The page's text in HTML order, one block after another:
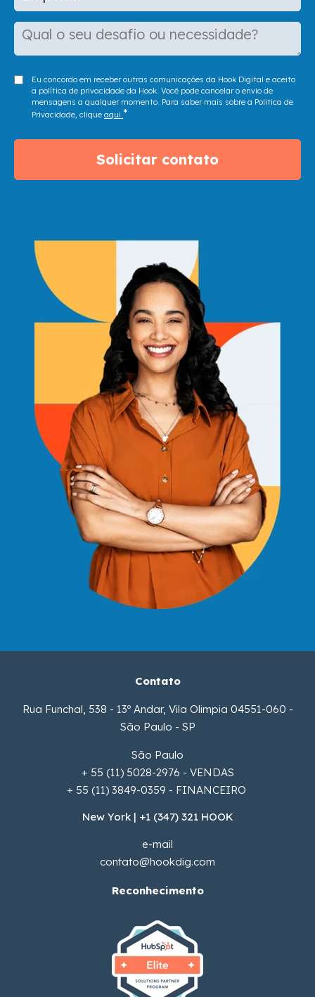
Eu concordo em receber outras comunicações da Hook Digital e aceito
a política de privacidade da Hook. Você pode cancelar o envio de
mensagens a qualquer momento. Para saber mais sobre a Politica de
Privacidade, clique aqui.*
Contato
Rua Funchal, 538 - 13º Andar, Vila Olimpia 04551-060 -
São Paulo - SP
São Paulo
+ 55 (11) 5028-2976 - VENDAS
+ 55 (11) 3849-0359 - FINANCEIRO
New York | +1 (347) 321 HOOK
e-mail
contato@hookdig.com
Reconhecimento